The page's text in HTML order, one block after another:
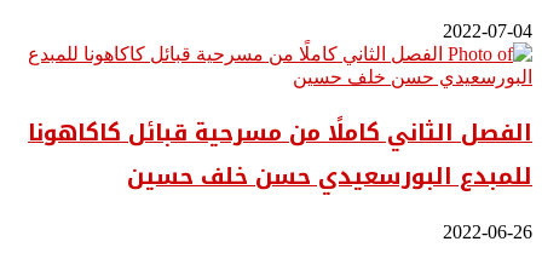
2022-07-04
الفصل الثاني كاملًا من مسرحية قبائل كاكاهونا
للمبدع البورسعيدي حسن خلف حسين
2022-06-26